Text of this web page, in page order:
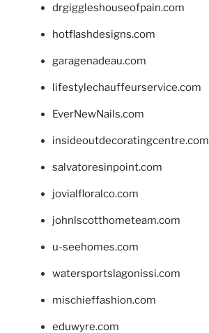
drgiggleshouseofpain.com
hotflashdesigns.com
garagenadeau.com
lifestylechauffeurservice.com
EverNewNails.com
insideoutdecoratingcentre.com
salvatoresinpoint.com
jovialfloralco.com
johnlscotthometeam.com
u-seehomes.com
watersportslagonissi.com
mischieffashion.com
eduwyre.com